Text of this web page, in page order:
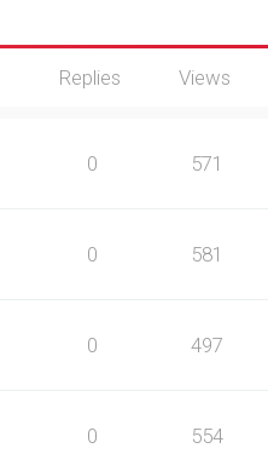
Replies Views
0 571
0 581
0 497
0 554